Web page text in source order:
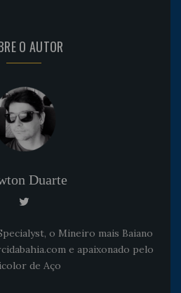
O AUTOR
Duarte
o Mineiro mais Baiano
e apaixonado pelo
de Aço